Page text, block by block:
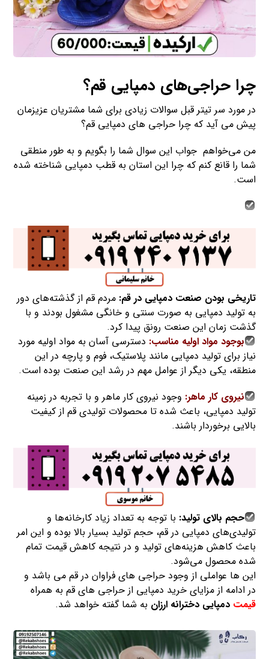
چرا حراجی‌های دمپایی قم؟
در مورد سر تیتر قبل سوالات زیادی برای شما مشتریان عزیزمان
پیش می آید که چرا حراجی های دمپایی قم؟
من می‌خواهم جواب این سوال شما را بگویم و به طور منطقی
شما را قانع کنم که چرا این استان به قطب دمپایی شناخته شده
است.
تاریخی بودن صنعت دمپایی در قم:مردم قم از گذشته‌های دور
به تولید دمپایی به صورت سنتی و خانگی مشغول بودند و با
گذشت زمان این صنعت رونق پیدا کرد.
بوجود مواد اولیه مناسب: دسترسی آسان به مواد اولیه مورد
نیاز برای تولید دمپایی مانند پلاستیک، فوم و پارچه در این
منطقه، یکی دیگر از عوامل مهم در رشد این صنعت بوده است.
نیروی کار ماهر: وجود نیروی کار ماهر و با تجربه در زمینه
تولید دمپایی، باعث شده تا محصولات تولیدی قم از کیفیت
بالایی برخوردار باشند.
حجم بالای تولید: با توجه به تعداد زیاد کارخانه‌ها و
تولیدی‌های دمپایی در قم، حجم تولید بسیار بالا بوده و این امر
باعث کاهش هزینه‌های تولید و در نتیجه کاهش قیمت تمام
شده محصول می‌شود.
این ها عواملی از وجود حراجی های فراوان در قم می باشد و
در ادامه از مزایای خرید دمپایی از حراجی های قم به همراه
قیمتدمپایی دخترانه ارزان به شما گفته خواهد شد.